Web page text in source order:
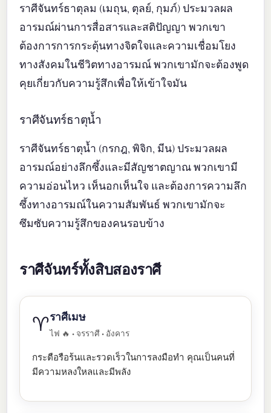
ราศีจันทร์ธาตุลม (เมถุน, ตุลย์, กุมภ์) ประมวลผล
อารมณ์ผ่านการสื่อสารและสติปัญญา พวกเขา
ต้องการการกระตุ้นทางจิตใจและความเชื่อมโยง
ทางสังคมในชีวิตทางอารมณ์ พวกเขามักจะต้องพูด
คุยเกี่ยวกับความรู้สึกเพื่อให้เข้าใจมัน
ราศีจันทร์ธาตุน้ำ
ราศีจันทร์ธาตุน้ำ (กรกฎ, พิจิก, มีน) ประมวลผล
อารมณ์อย่างลึกซึ้งและมีสัญชาตญาณ พวกเขามี
ความอ่อนไหว เห็นอกเห็นใจ และต้องการความลึก
ซึ้งทางอารมณ์ในความสัมพันธ์ พวกเขามักจะ
ซึมซับความรู้สึกของคนรอบข้าง
ราศีจันทร์ทั้งสิบสองราศี
♈ราศีเมษ
ไฟ 🔥 • จรราศี • อังคาร
กระตือรือร้นและรวดเร็วในการลงมือทำ คุณเป็นคนที่
มีความหลงใหลและมีพลัง